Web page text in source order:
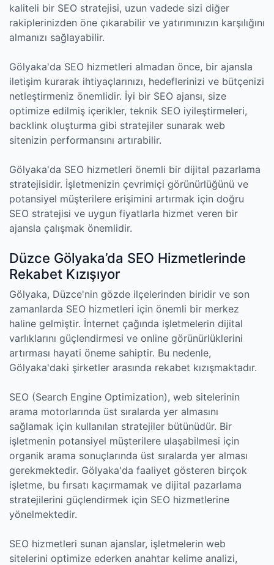
kaliteli bir SEO stratejisi, uzun vadede sizi diğer
rakiplerinizden öne çıkarabilir ve yatırımınızın karşılığını
almanızı sağlayabilir.
Gölyaka'da SEO hizmetleri almadan önce, bir ajansla
iletişim kurarak ihtiyaçlarınızı, hedeflerinizi ve bütçenizi
netleştirmeniz önemlidir. İyi bir SEO ajansı, size
optimize edilmiş içerikler, teknik SEO iyileştirmeleri,
backlink oluşturma gibi stratejiler sunarak web
sitenizin performansını artırabilir.
Gölyaka'da SEO hizmetleri önemli bir dijital pazarlama
stratejisidir. İşletmenizin çevrimiçi görünürlüğünü ve
potansiyel müşterilere erişimini artırmak için doğru
SEO stratejisi ve uygun fiyatlarla hizmet veren bir
ajansla çalışmak önemlidir.
Düzce Gölyaka’da SEO Hizmetlerinde
Rekabet Kızışıyor
Gölyaka, Düzce'nin gözde ilçelerinden biridir ve son
zamanlarda SEO hizmetleri için önemli bir merkez
haline gelmiştir. İnternet çağında işletmelerin dijital
varlıklarını güçlendirmesi ve online görünürlüklerini
artırması hayati öneme sahiptir. Bu nedenle,
Gölyaka'daki şirketler arasında rekabet kızışmaktadır.
SEO (Search Engine Optimization), web sitelerinin
arama motorlarında üst sıralarda yer almasını
sağlamak için kullanılan stratejiler bütünüdür. Bir
işletmenin potansiyel müşterilere ulaşabilmesi için
organik arama sonuçlarında üst sıralarda yer alması
gerekmektedir. Gölyaka'da faaliyet gösteren birçok
işletme, bu fırsatı kaçırmamak ve dijital pazarlama
stratejilerini güçlendirmek için SEO hizmetlerine
yönelmektedir.
SEO hizmetleri sunan ajanslar, işletmelerin web
sitelerini optimize ederken anahtar kelime analizi,